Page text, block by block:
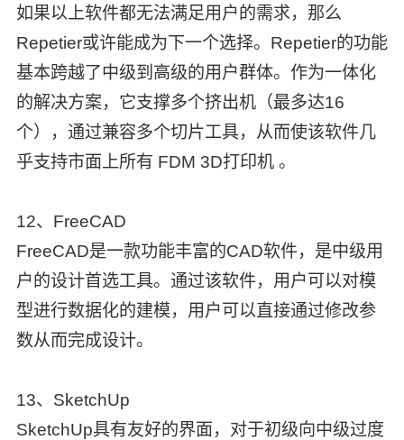
如果以上软件都无法满足用户的需求，那么
Repetier或许能成为下一个选择。Repetier的功能
基本跨越了中级到高级的用户群体。作为一体化
的解决方案，它支撑多个挤出机（最多达16
个），通过兼容多个切片工具，从而使该软件几
乎支持市面上所有 FDM 3D打印机 。
12、FreeCAD
FreeCAD是一款功能丰富的CAD软件，是中级用
户的设计首选工具。通过该软件，用户可以对模
型进行数据化的建模，用户可以直接通过修改参
数从而完成设计。
13、SketchUp
SketchUp具有友好的界面，对于初级向中级过度